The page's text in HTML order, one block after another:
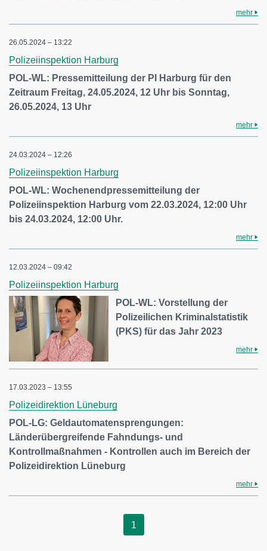
mehr
26.05.2024 – 13:22
Polizeiinspektion Harburg
POL-WL: Pressemitteilung der PI Harburg für den
Zeitraum Freitag, 24.05.2024, 12 Uhr bis Sonntag,
26.05.2024, 13 Uhr
mehr
24.03.2024 – 12:26
Polizeiinspektion Harburg
POL-WL: Wochenendpressemitteilung der
Polizeiinspektion Harburg vom 22.03.2024, 12:00 Uhr
bis 24.03.2024, 12:00 Uhr.
mehr
12.03.2024 – 09:42
Polizeiinspektion Harburg
POL-WL: Vorstellung der
Polizeilichen Kriminalstatistik
(PKS) für das Jahr 2023
mehr
17.03.2023 – 13:55
Polizeidirektion Lüneburg
POL-LG: Geldautomatensprengungen:
Länderübergreifende Fahndungs- und
Kontrollmaßnahmen - Kontrollen auch im Bereich der
Polizeidirektion Lüneburg
mehr
1